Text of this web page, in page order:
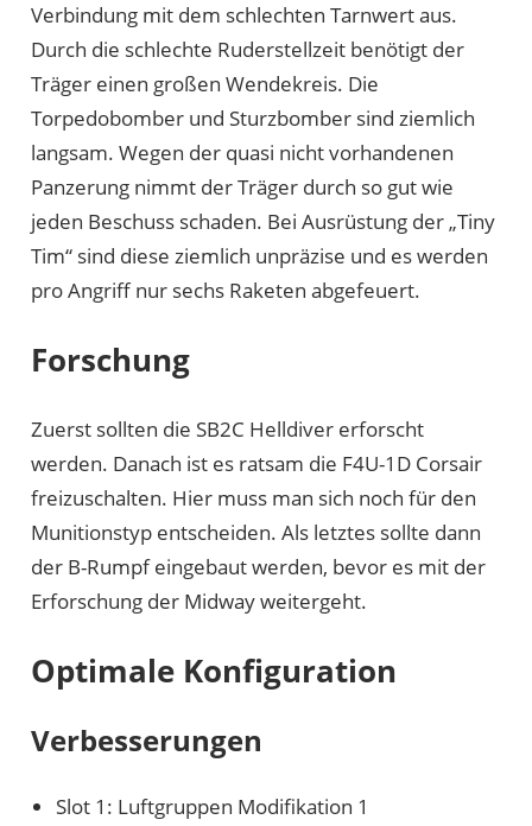
Verbindung mit dem schlechten Tarnwert aus.
Durch die schlechte Ruderstellzeit benötigt der
Träger einen großen Wendekreis. Die
Torpedobomber und Sturzbomber sind ziemlich
langsam. Wegen der quasi nicht vorhandenen
Panzerung nimmt der Träger durch so gut wie
jeden Beschuss schaden. Bei Ausrüstung der „Tiny
Tim“ sind diese ziemlich unpräzise und es werden
pro Angriff nur sechs Raketen abgefeuert.
Forschung
Zuerst sollten die SB2C Helldiver erforscht
werden. Danach ist es ratsam die F4U-1D Corsair
freizuschalten. Hier muss man sich noch für den
Munitionstyp entscheiden. Als letztes sollte dann
der B-Rumpf eingebaut werden, bevor es mit der
Erforschung der Midway weitergeht.
Optimale Konfiguration
Verbesserungen
Slot 1: Luftgruppen Modifikation 1